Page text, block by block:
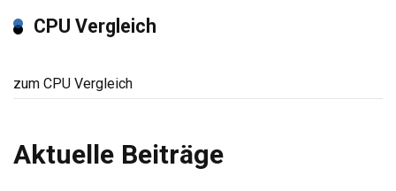
CPU Vergleich
zum CPU Vergleich
Aktuelle Beiträge